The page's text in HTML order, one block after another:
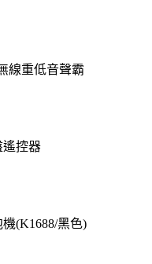
線重低音聲霸
遙控器
(K1688/黑色)